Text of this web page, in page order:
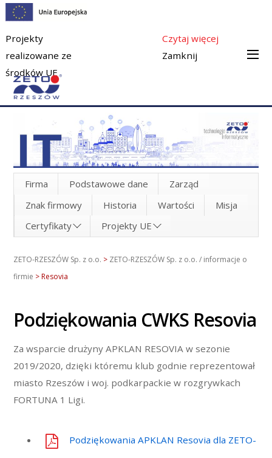
Projekty
realizowane ze
środków UE
Czytaj więcej
Zamknij
Firma Podstawowe dane
Zarząd
Znak firmowy
Historia Wartości
Misja
Certyfikaty
Projekty UE
ZETO-RZESZÓW Sp. z o.o. > ZETO-RZESZÓW Sp. z o.o. / informacje o
firmie >Resovia
Podziękowania CWKS Resovia
Za wsparcie drużyny APKLAN RESOVIA w sezonie
2019/2020, dzięki któremu klub godnie reprezentował
miasto Rzeszów i woj. podkarpackie w rozgrywkach
FORTUNA 1 Ligi.
Podziękowania APKLAN Resovia dla ZETO-